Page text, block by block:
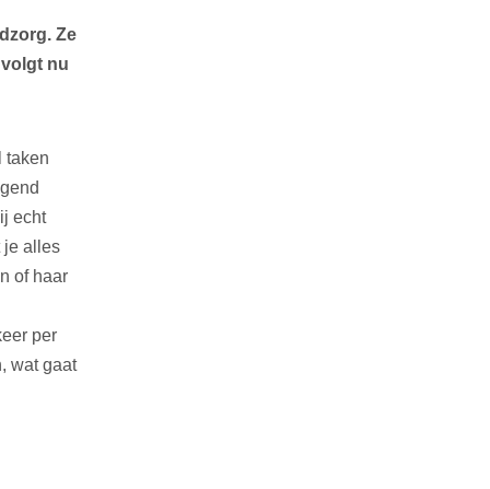
Ze
nu
taken
echt
je alles
of haar
per
wat gaat